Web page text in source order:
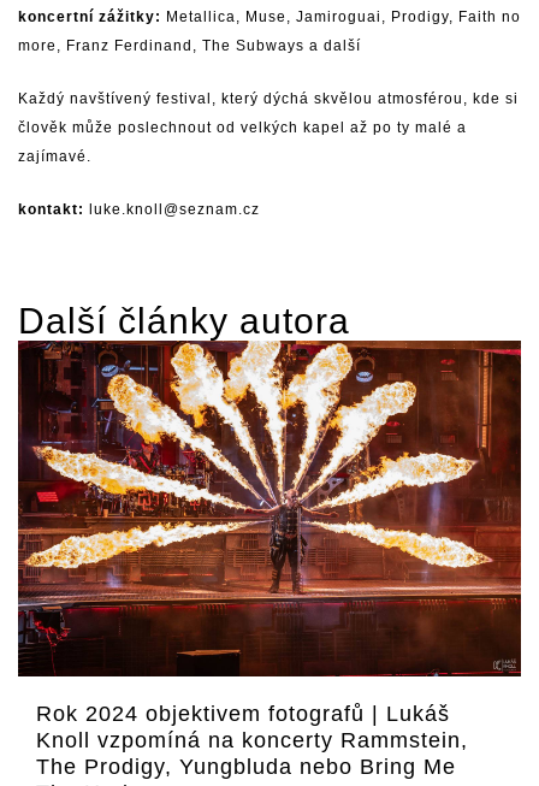
koncertní zážitky: Metallica, Muse, Jamiroguai, Prodigy, Faith no
more, Franz Ferdinand, The Subways a další
Každý navštívený festival, který dýchá skvělou atmosférou, kde si
člověk může poslechnout od velkých kapel až po ty malé a
zajímavé.
kontakt: luke.knoll@seznam.cz
Další články autora
Rok 2024 objektivem fotografů | Lukáš
Knoll vzpomíná na koncerty Rammstein,
The Prodigy, Yungbluda nebo Bring Me